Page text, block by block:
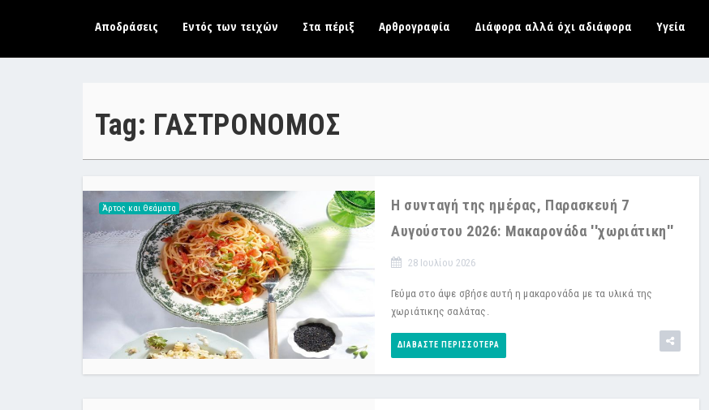
Αποδράσεις Εντός των τειχών Στα πέριξ Αρθρογραφία Διάφορα αλλά όχι αδιάφορα Υγεία
Tag: ΓΑΣΤΡΟΝΟΜΟΣ
Άρτος και Θεάματα
Η συνταγή της ημέρας, Παρασκευή 7
Αυγούστου 2026: Μακαρονάδα ''χωριάτικη''
28 Ιουλίου 2026
Γεύμα στο άψε σβήσε αυτή η μακαρονάδα με τα υλικά της
χωριάτικης σαλάτας.
ΔΙΑΒΆΣΤΕ ΠΕΡΙΣΣΌΤΕΡΑ